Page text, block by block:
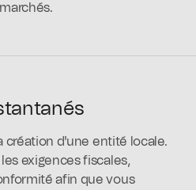
création d'une entité locale.
exigences fiscales,
afin que vous